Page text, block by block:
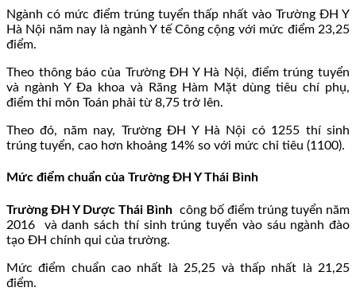
Ngành có mức điểm trúng tuyển thấp nhất vào Trường ĐH Y
Hà Nội năm nay là ngành Y tế Công cộng với mức điểm 23,25
điểm.
Theo thông báo của Trường ĐH Y Hà Nội, điểm trúng tuyển
và ngành Y Đa khoa và Răng Hàm Mặt dùng tiêu chí phụ,
điểm thi môn Toán phải từ 8,75 trở lên.
Theo đó, năm nay, Trường ĐH Y Hà Nội có 1255 thí sinh
trúng tuyển, cao hơn khoảng 14% so với mức chỉ tiêu (1100).
Mức điểm chuẩn của Trường ĐH Y Thái Bình
Trường ĐH Y Dược Thái Bình công bố điểm trúng tuyển năm
2016 và danh sách thí sinh trúng tuyển vào sáu ngành đào
tạo ĐH chính qui của trường.
Mức điểm chuẩn cao nhất là 25,25 và thấp nhất là 21,25
điểm.